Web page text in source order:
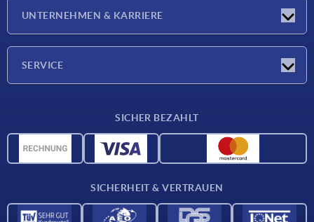
Presseberichte
UNTERNEHMEN & KARRIERE
SERVICE
Werkstoffübersicht
SICHER BEZAHLT
SICHERHEIT & VERTRAUEN